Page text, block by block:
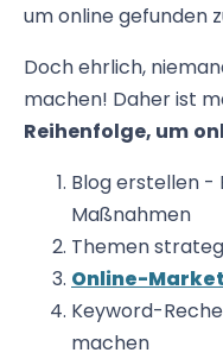
um online gefunden
Doch ehrlich,
machen! Daher ist
Reihenfolge, um
Blog erstellen -
Maßnahmen
Themen
Online-
Keyword-
machen